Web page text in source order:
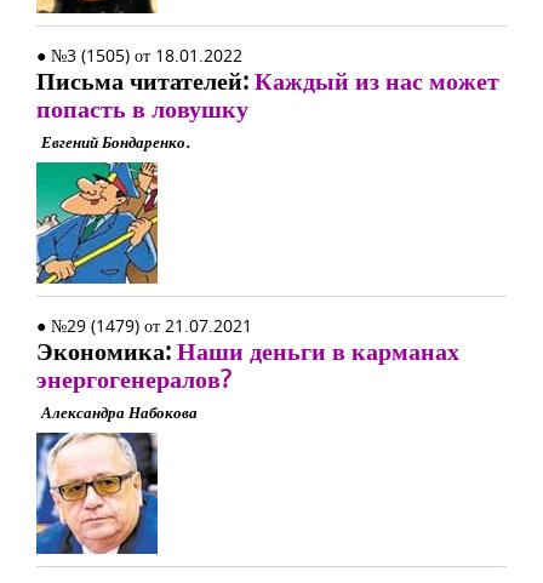
● №3 (1505) от 18.01.2022
Письма читателей:Каждый из нас может
попасть в ловушку
Евгений Бондаренко.
● №29 (1479) от 21.07.2021
Экономика:Наши деньги в карманах
энергогенералов?
Александра Набокова